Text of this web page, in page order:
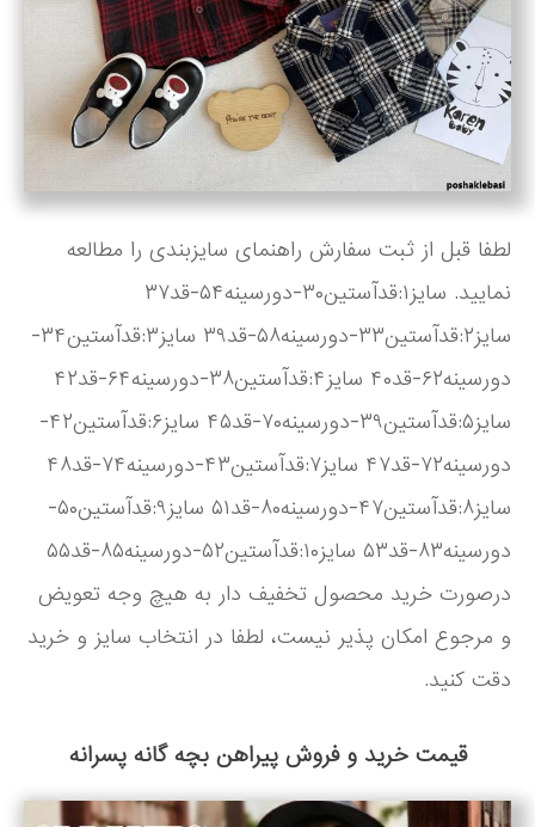
لطفا قبل از ثبت سفارش راهنمای سایزبندی را مطالعه
نمایید. سایز۱:قدآستین۳۰-دورسینه۵۴-قد۳۷
سایز۲:قدآستین۳۳-دورسینه۵۸-قد۳۹ سایز۳:قدآستین۳۴-
دورسینه۶۲-قد۴۰ سایز۴:قدآستین۳۸-دورسینه۶۴-قد۴۲
سایز۵:قدآستین۳۹-دورسینه۷۰-قد۴۵ سایز۶:قدآستین۴۲-
دورسینه۷۲-قد۴۷ سایز۷:قدآستین۴۳-دورسینه۷۴-قد۴۸
سایز۸:قدآستین۴۷-دورسینه۸۰-قد۵۱ سایز۹:قدآستین۵۰-
دورسینه۸۳-قد۵۳ سایز۱۰:قدآستین۵۲-دورسینه۸۵-قد۵۵
درصورت خرید محصول تخفیف دار به هیچ وجه تعویض
و مرجوع امکان پذیر نیست، لطفا در انتخاب سایز و خرید
دقت کنید.
قیمت خرید و فروش پیراهن بچه گانه پسرانه